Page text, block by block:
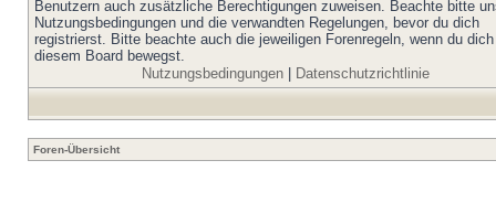
Benutzern auch zusätzliche Berechtigungen zuweisen. Beachte bitte
Nutzungsbedingungen und die verwandten Regelungen, bevor du dich
registrierst. Bitte beachte auch die jeweiligen Forenregeln, wenn du
diesem Board bewegst.
Nutzungsbedingungen| Datenschutzrichtlinie
Foren-Übersicht